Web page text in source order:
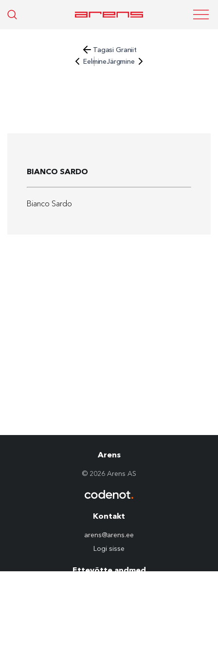
Tagasi Graniit
EelmineJärgmine
BIANCO SARDO
Bianco Sardo
Arens
© 2026 Arens AS
Kontakt
arens@arens.ee
Logi sisse
Ettevõtte andmed